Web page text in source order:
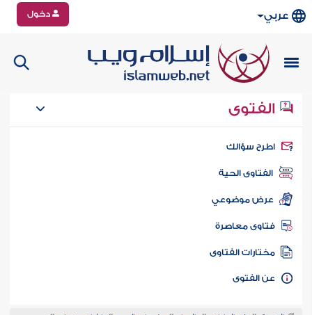
عربي دخول
الفتوى
سؤالك
الفتاوى الحية
عرض موضوعي
فتاوى معاصرة
مختارات الفتاوى